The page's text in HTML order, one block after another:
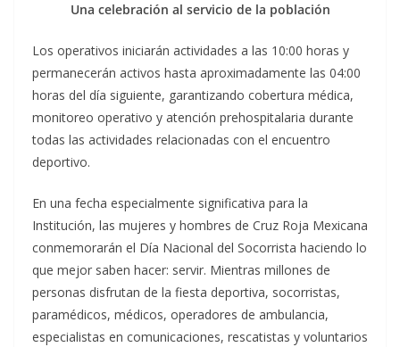
Una celebración al servicio de la población
Los operativos iniciarán actividades a las 10:00 horas y
permanecerán activos hasta aproximadamente las 04:00
horas del día siguiente, garantizando cobertura médica,
monitoreo operativo y atención prehospitalaria durante
todas las actividades relacionadas con el encuentro
deportivo.
En una fecha especialmente significativa para la
Institución, las mujeres y hombres de Cruz Roja Mexicana
conmemorarán el Día Nacional del Socorrista haciendo lo
que mejor saben hacer: servir. Mientras millones de
personas disfrutan de la fiesta deportiva, socorristas,
paramédicos, médicos, operadores de ambulancia,
especialistas en comunicaciones, rescatistas y voluntarios